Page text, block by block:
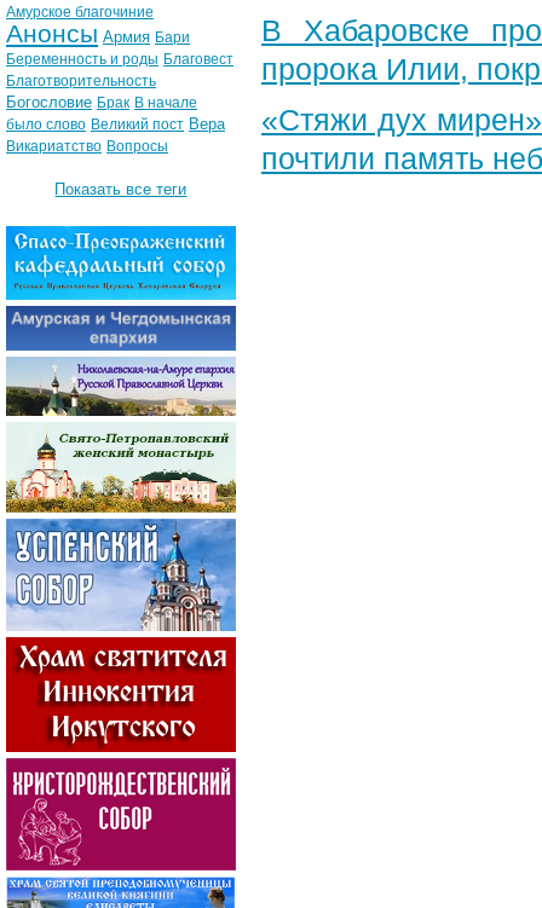
В Хабаровске
пророка Илии,
«Стяжи дух
почтили память
Амурское благочиние
Анонсы Армия Бари
Беременность и роды Благовест
Благотворительность
Богословие Брак В начале
было слово Великий пост Вера
Викариатство Вопросы
Показать все теги